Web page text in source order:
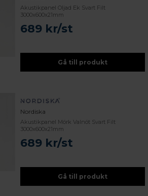
Akustikpanel Oljad Ek Svart Filt
3000x600x21mm
689 kr/st
Gå till produkt
Nordiska
Akustikpanel Mörk Valnöt Svart Filt
3000x600x21mm
689 kr/st
Gå till produkt